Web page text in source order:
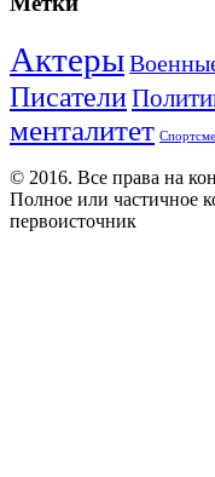
Актеры
Писатели
менталитет
© 2016. Все права на
Полное или частичное
первоисточник